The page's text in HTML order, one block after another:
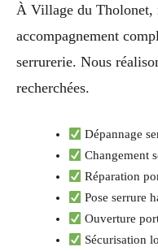
À Village du Tholonet,
accompagnement
serrurerie. Nous
recherchées.
Dépannage
Changement
Réparation
Pose serrure
Ouverture
Sécurisation